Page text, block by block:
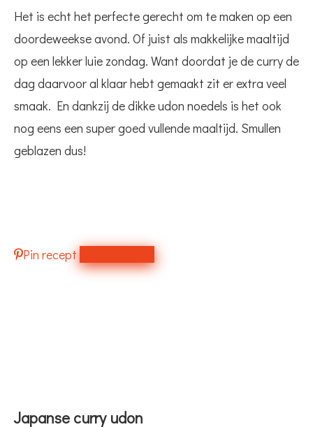
Het is echt het perfecte gerecht om te maken op een
doordeweekse avond. Of juist als makkelijke maaltijd
op een lekker luie zondag. Want doordat je de curry de
dag daarvoor al klaar hebt gemaakt zit er extra veel
smaak. En dankzij de dikke udon noedels is het ook
nog eens een super goed vullende maaltijd. Smullen
geblazen dus!
Pin recept
Japanse curry udon